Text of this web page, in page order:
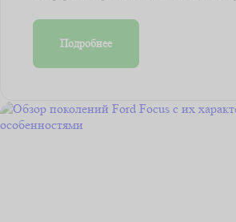
Подробнее